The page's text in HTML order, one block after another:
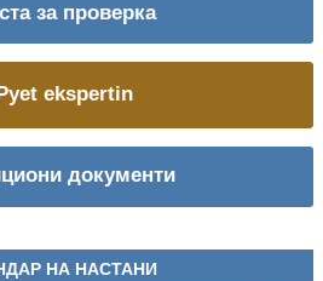
за проверка
ekspertin
документи
НА НАСТАНИ